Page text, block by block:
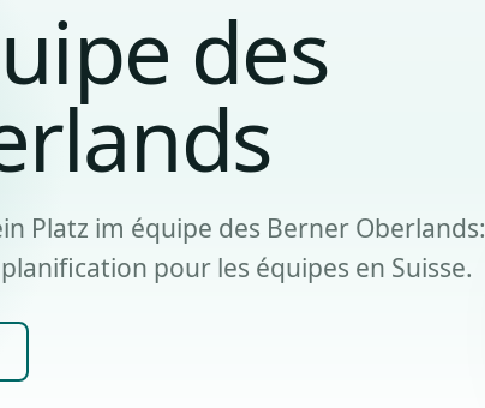
des
Platz im équipe des Berner Oberlands:
pour les équipes en Suisse.